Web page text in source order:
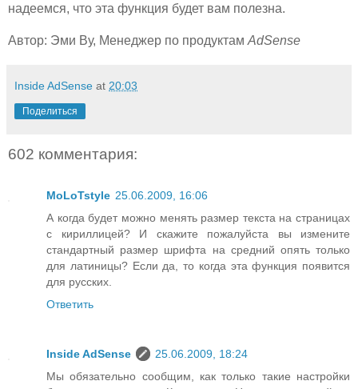
надеемся, что эта функция будет вам полезна.
Автор: Эми Ву, Менеджер по продуктам AdSense
Inside AdSense at 20:03
Поделиться
602 комментария:
MoLoTstyle 25.06.2009, 16:06
А когда будет можно менять размер текста на страницах
с кириллицей? И скажите пожалуйста вы измените
стандартный размер шрифта на средний опять только
для латиницы? Если да, то когда эта функция появится
для русских.
Ответить
Inside AdSense
25.06.2009, 18:24
Мы обязательно сообщим, как только такие настройки